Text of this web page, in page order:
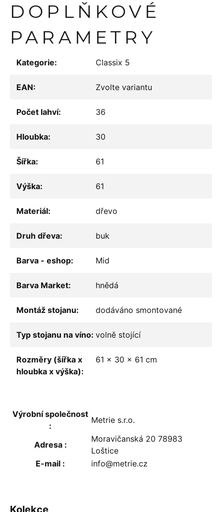
DOPLŇKOVÉ
PARAMETRY
Kategorie: Classix 5
EAN: Zvolte variantu
Počet lahví: 36
Hloubka: 30
Šířka: 61
Výška: 61
Materiál: dřevo
Druh dřeva: buk
Barva - eshop: Mid
Barva Market: hnědá
Montáž stojanu: dodáváno smontované
Typ stojanu na víno: volně stojící
Rozměry (šířka x
hloubka x výška):
61 x 30 x 61 cm
Výrobní společnost
:
Metrie s.r.o.
Adresa :
Moravičanská 20 78983
Loštice
E-mail : info@metrie.cz
Kolekce